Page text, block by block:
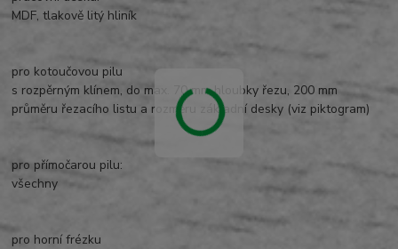
MDF, tlakově litý hliník
pro kotoučovou pilu
s rozpěrným klínem, do max. 70 mm hloubky řezu, 200 mm
průměru řezacího listu a rozměru základní desky (viz piktogram)
pro přímočarou pilu:
všechny
pro horní frézku